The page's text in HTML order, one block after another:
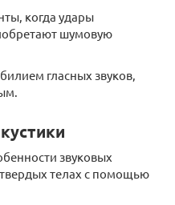
когда удары
шумовую
гласных звуков,
звуковых
телах с помощью